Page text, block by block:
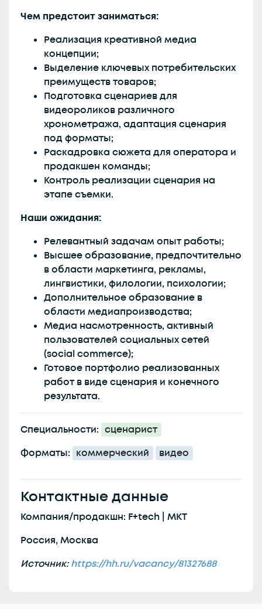
Чем предстоит заниматься:
Реализация креативной медиа
концепции;
Выделение ключевых потребительских
преимуществ товаров;
Подготовка сценариев для
видеороликов различного
хронометража, адаптация сценария
под форматы;
Раскадровка сюжета для оператора и
продакшен команды;
Контроль реализации сценария на
этапе съемки.
Наши ожидания:
Релевантный задачам опыт работы;
Высшее образование, предпочтительно
в области маркетинга, рекламы,
лингвистики, филологии, психологии;
Дополнительное образование в
области медиапроизводства;
Медиа насмотренность, активный
пользователей социальных сетей
(social commerce);
Готовое портфолио реализованных
работ в виде сценария и конечного
результата.
Специальности: сценарист
Форматы: коммерческий видео
Контактные данные
Компания/продакшн: F+tech | МКТ
Россия, Москва
Источник:https://hh.ru/vacancy/81327688